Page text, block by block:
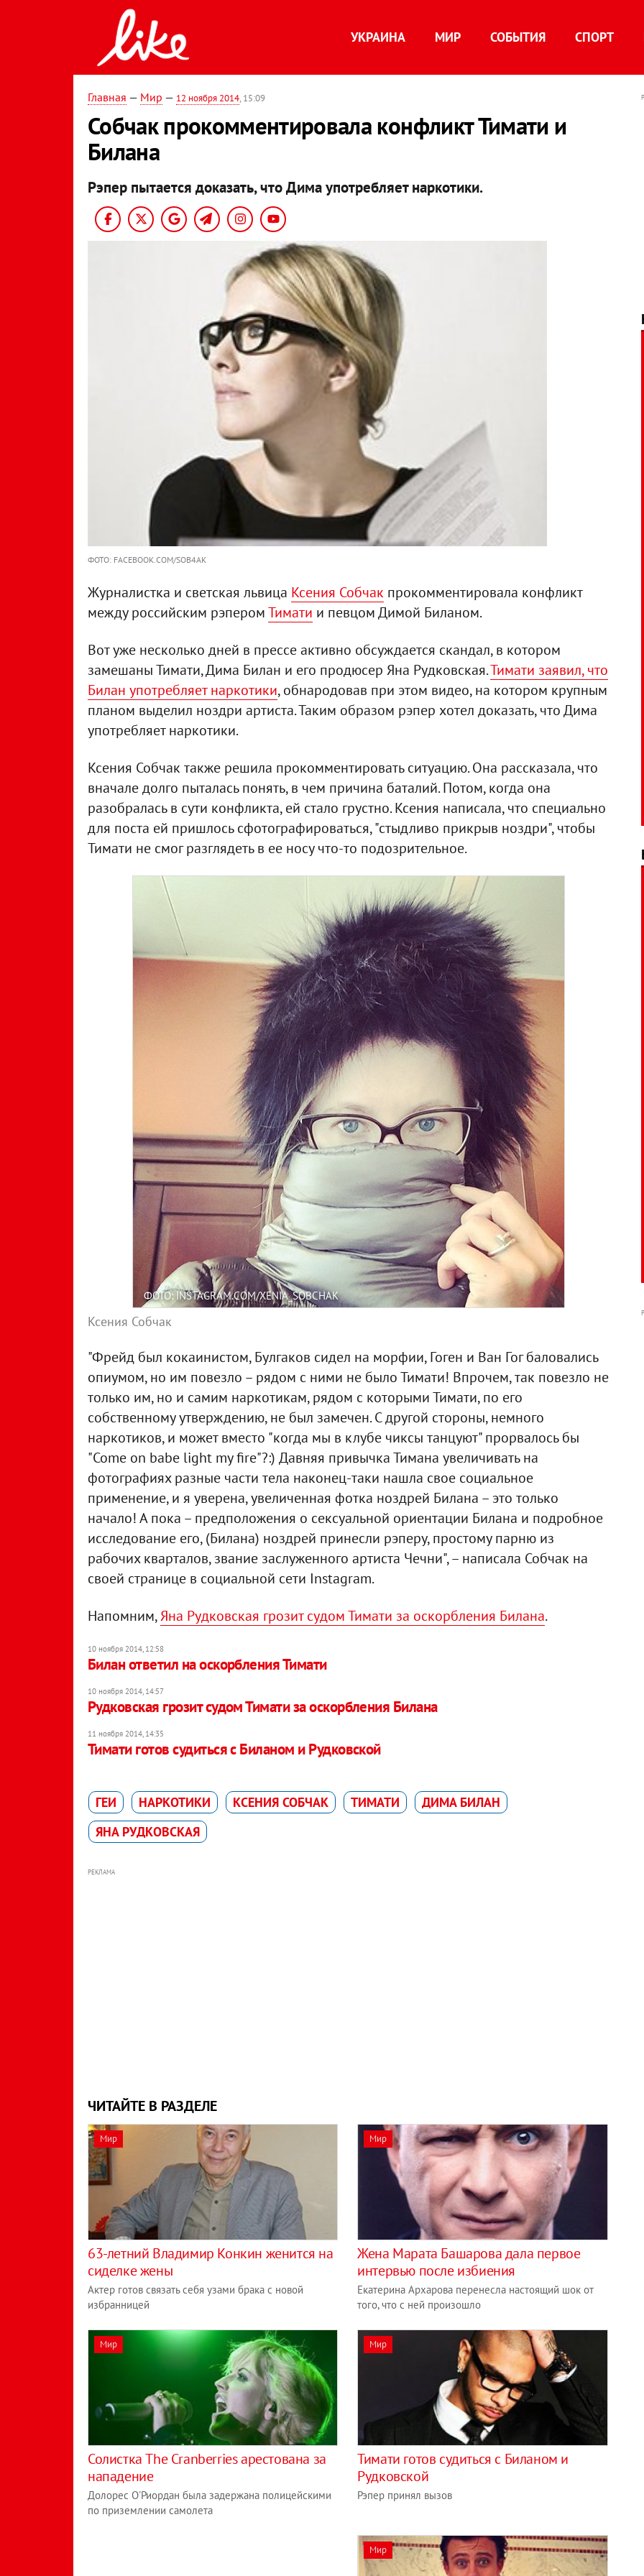
УКРАИНА МИР СОБЫТИЯ СПОРТ
Главная — Мир — 12 ноября 2014, 15:09
Собчак прокомментировала конфликт Тимати и
Билана
Рэпер пытается доказать, что Дима употребляет наркотики.
ФОТО: FACEBOOK.COM/SOB4AK
Журналистка и светская львица Ксения Собчак прокомментировала конфликт
между российским рэперомТимати и певцом Димой Биланом.
Вот уже несколько дней в прессе активно обсуждается скандал, в котором
замешаны Тимати, Дима Билан и его продюсер Яна Рудковская.Тимати заявил, что
Билан употребляет наркотики, обнародовав при этом видео, на котором крупным
планом выделил ноздри артиста. Таким образом рэпер хотел доказать, что Дима
употребляет наркотики.
Ксения Собчак также решила прокомментировать ситуацию. Она рассказала, что
вначале долго пыталась понять, в чем причина баталий. Потом, когда она
разобралась в сути конфликта, ей стало грустно. Ксения написала, что специально
для поста ей пришлось сфотографироваться, "стыдливо прикрыв ноздри", чтобы
Тимати не смог разглядеть в ее носу что-то подозрительное.
ФОТО: INSTAGRAM.COM/XENIA_SOBCHAK
Ксения Собчак
"Фрейд был кокаинистом, Булгаков сидел на морфии, Гоген и Ван Гог баловались
опиумом, но им повезло – рядом с ними не было Тимати! Впрочем, так повезло не
только им, но и самим наркотикам, рядом с которыми Тимати, по его
собственному утверждению, не был замечен. С другой стороны, немного
наркотиков, и может вместо "когда мы в клубе чиксы танцуют" прорвалось бы
"Come on babe light my fire"?:) Давняя привычка Тимана увеличивать на
фотографиях разные части тела наконец-таки нашла свое социальное
применение, и я уверена, увеличенная фотка ноздрей Билана – это только
начало! А пока – предположения о сексуальной ориентации Билана и подробное
исследование его, (Билана) ноздрей принесли рэперу, простому парню из
рабочих кварталов, звание заслуженного артиста Чечни", – написала Собчак на
своей странице в социальной сети Instagram.
Напомним,Яна Рудковская грозит судом Тимати за оскорбления Билана.
10 ноября 2014, 12:58
Билан ответил на оскорбления Тимати
10 ноября 2014, 14:57
Рудковская грозит судом Тимати за оскорбления Билана
11 ноября 2014, 14:35
Тимати готов судиться с Биланом и Рудковской
ГЕИ НАРКОТИКИ КСЕНИЯ СОБЧАК ТИМАТИ
ДИМА БИЛАН
ЯНА РУДКОВСКАЯ
РЕКЛАМА
ЧИТАЙТЕ В РАЗДЕЛЕ
Мир
63-летний Владимир Конкин женится на
сиделке жены
Актер готов связать себя узами брака с новой
избранницей
Мир
Жена Марата Башарова дала первое
интервью после избиения
Екатерина Архарова перенесла настоящий шок от
того, что с ней произошло
Мир
Солистка The Cranberries арестована за
нападение
Долорес О'Риордан была задержана полицейскими
по приземлении самолета
Мир
Тимати готов судиться с Биланом и
Рудковской
Рэпер принял вызов
Мир